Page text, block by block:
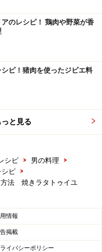
のレシピ！ 鶏肉や野菜が香
ピ！猪肉を使ったジビエ料
と見る
シピ > 男の料理
>
ピ
>
方法 焼きラタトゥイユ
情報
掲載
イバシーポリシー